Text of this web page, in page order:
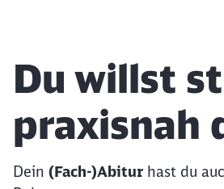
Artikel:
Du willst
praxisnah
Dein (Fach-)Abitur hast du